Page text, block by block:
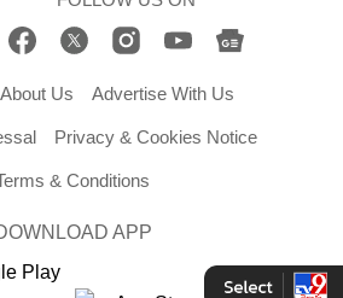
About Us Advertise With Us
Privacy & Cookies Notice
& Conditions
APP